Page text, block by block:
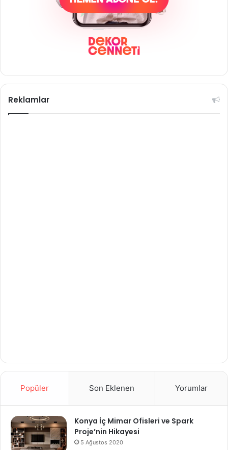
Reklamlar
Popüler Son Eklenen Yorumlar
Konya İç Mimar Ofisleri ve Spark
Proje’nin Hikayesi
5 Ağustos 2020